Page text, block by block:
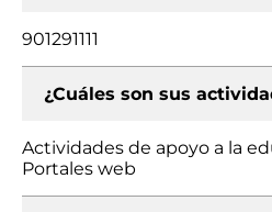
901291111
¿Cuáles son sus
Actividades de apoyo a la
Portales web